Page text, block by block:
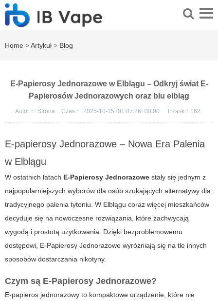
Home >Artykuł > Blog
E-Papierosy Jednorazowe w Elblągu – Odkryj świat E-
Papierosów Jednorazowych oraz blu elbląg
Autor： Strona Czas： 2025-10-15T01:07:26+00:00 Trzask： 162
E-papierosy Jednorazowe – Nowa Era Palenia
w Elblągu
W ostatnich latach E-Papierosy Jednorazowe stały się jednym z
najpopularniejszych wyborów dla osób szukających alternatywy dla
tradycyjnego palenia tytoniu. W Elblągu coraz więcej mieszkańców
decyduje się na nowoczesne rozwiązania, które zachwycają
wygodą i prostotą użytkowania. Dzięki bezproblemowemu
dostępowi, E-Papierosy Jednorazowe wyróżniają się na tle innych
sposobów dostarczania nikotyny.
Czym są E-Papierosy Jednorazowe?
E-papieros jednorazowy to kompaktowe urządzenie, które nie